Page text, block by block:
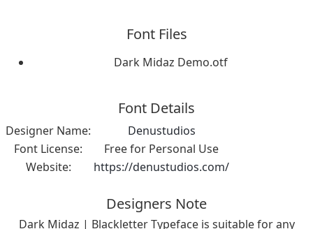
Font Files
Dark Midaz Demo.otf
Font Details
Designer Name:
Denustudios
Font License:
Free for Personal Use
Website:
https://denustudios.com/
Designers Note
Dark Midaz | Blackletter Typeface is suitable for any